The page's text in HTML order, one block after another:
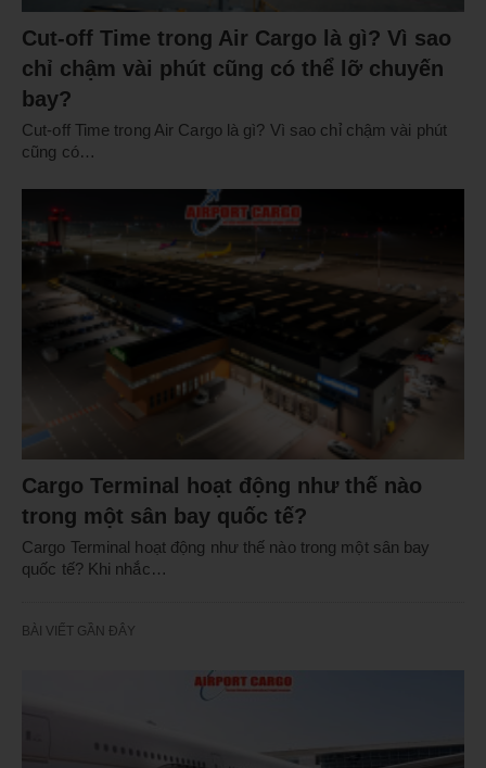
Cut-off Time trong Air Cargo là gì? Vì sao
chỉ chậm vài phút cũng có thể lỡ chuyến
bay?
Cut-off Time trong Air Cargo là gì? Vì sao chỉ chậm vài phút
cũng có…
Cargo Terminal hoạt động như thế nào
trong một sân bay quốc tế?
Cargo Terminal hoạt động như thế nào trong một sân bay
quốc tế? Khi nhắc…
BÀI VIẾT GẦN ĐÂY